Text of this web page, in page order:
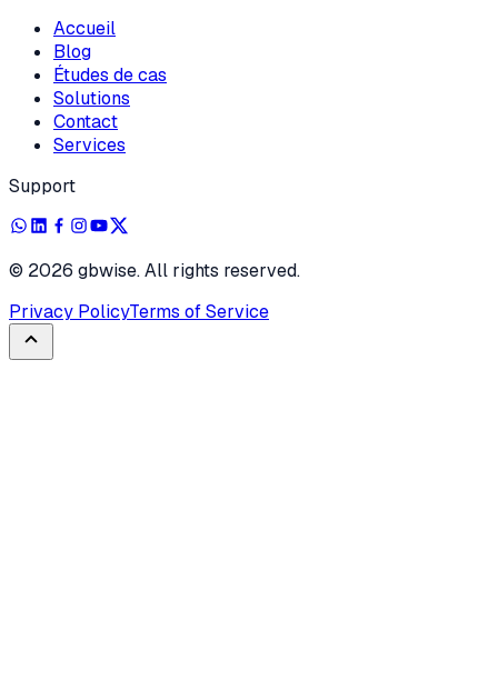
Accueil
Blog
Études de cas
Solutions
Contact
Services
Support
© 2026 gbwise. All rights reserved.
Privacy PolicyTerms of Service